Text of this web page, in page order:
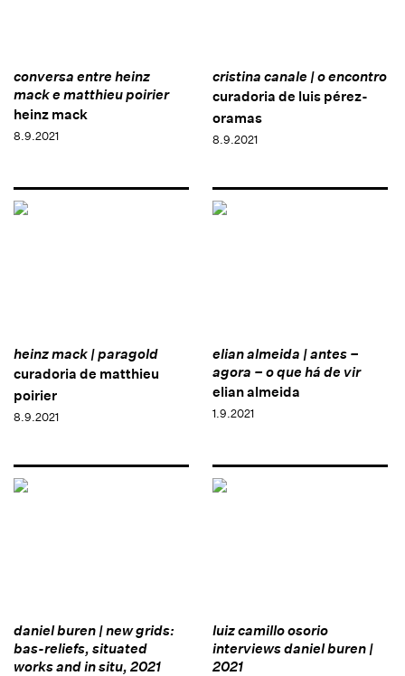
conversa entre heinz
mack e matthieu poirier
heinz mack
8.9.2021
cristina canale | o encontro
curadoria de luis pérez-
oramas
8.9.2021
heinz mack | paragold
curadoria de matthieu
poirier
8.9.2021
elian almeida | antes –
agora – o que há de vir
elian almeida
1.9.2021
daniel buren | new grids:
bas-reliefs, situated
works and in situ, 2021
luiz camillo osorio
interviews daniel buren |
2021